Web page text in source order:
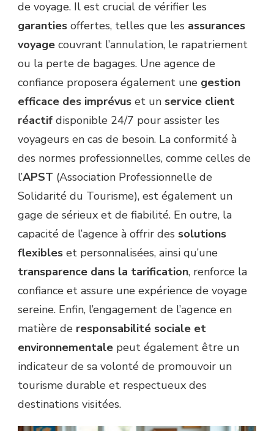
de voyage. Il est crucial de vérifier les
garanties offertes, telles que les assurances
voyage couvrant l’annulation, le rapatriement
ou la perte de bagages. Une agence de
confiance proposera également une gestion
efficace des imprévus et un service client
réactif disponible 24/7 pour assister les
voyageurs en cas de besoin. La conformité à
des normes professionnelles, comme celles de
l’APST (Association Professionnelle de
Solidarité du Tourisme), est également un
gage de sérieux et de fiabilité. En outre, la
capacité de l’agence à offrir des solutions
flexibles et personnalisées, ainsi qu’une
transparence dans la tarification, renforce la
confiance et assure une expérience de voyage
sereine. Enfin, l’engagement de l’agence en
matière de responsabilité sociale et
environnementale peut également être un
indicateur de sa volonté de promouvoir un
tourisme durable et respectueux des
destinations visitées.